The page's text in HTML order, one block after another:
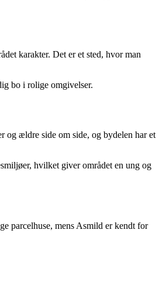
karakter. Det er et sted, hvor man
bo i rolige omgivelser.
og ældre side om side, og bydelen har et
hvilket giver området en ung og
parcelhuse, mens Asmild er kendt for